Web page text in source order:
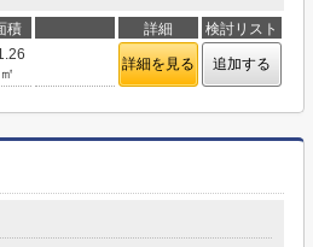
積 詳細 検討リスト
㎡
詳細を見る 追加する